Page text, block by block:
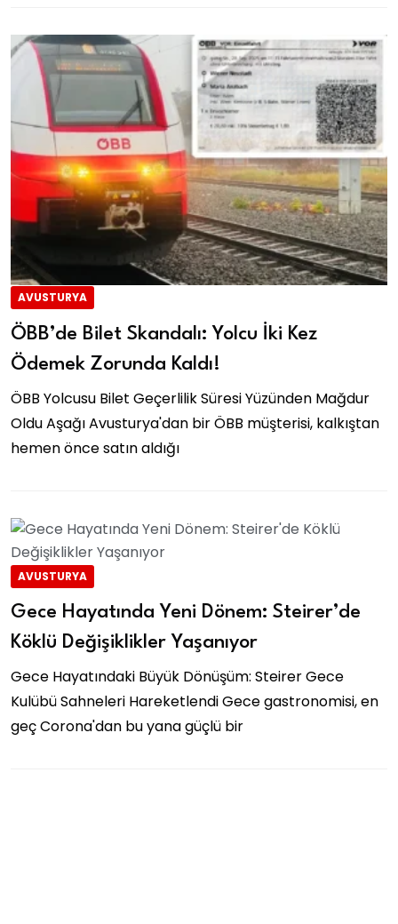
AVUSTURYA
ÖBB’de Bilet Skandalı: Yolcu İki Kez
Ödemek Zorunda Kaldı!
ÖBB Yolcusu Bilet Geçerlilik Süresi Yüzünden Mağdur
Oldu Aşağı Avusturya'dan bir ÖBB müşterisi, kalkıştan
hemen önce satın aldığı
AVUSTURYA
Gece Hayatında Yeni Dönem: Steirer’de
Köklü Değişiklikler Yaşanıyor
Gece Hayatındaki Büyük Dönüşüm: Steirer Gece
Kulübü Sahneleri Hareketlendi Gece gastronomisi, en
geç Corona'dan bu yana güçlü bir